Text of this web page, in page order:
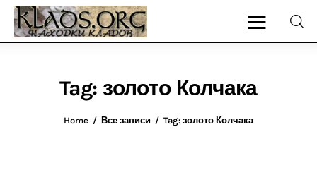
Tag: золото Колчака
Home Все записи Tag: золото Колчака
Главная